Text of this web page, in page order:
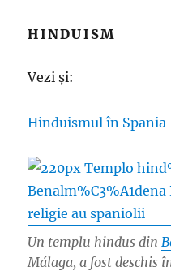
HINDUISM
Vezi și:
Hinduismul în Spania
Un templu hindus din
Málaga, a fost deschis